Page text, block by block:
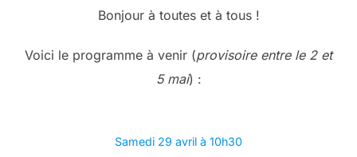
Bonjour à toutes et à tous !
Voici le programme à venir (provisoire entre le 2 et
5 mai) :
Samedi 29 avril à 10h30